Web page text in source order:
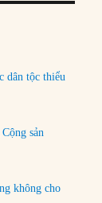
dân tộc thiểu
sản
không cho